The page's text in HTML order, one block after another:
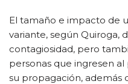
El tamaño e impacto de
variante, según Quiroga,
contagiosidad, pero
personas que ingresen
su propagación, además